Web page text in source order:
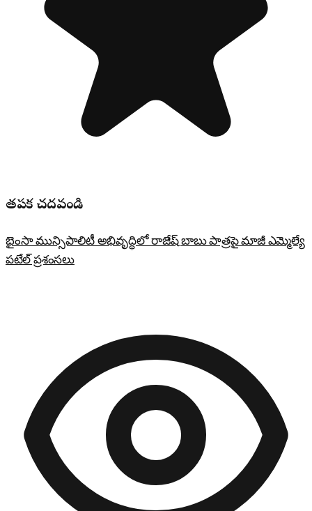
తప్పక చదవండి
భైంసా మున్సిపాలిటీ అభివృద్ధిలో రాజేష్ బాబు పాత్రపై మాజీ ఎమ్మెల్యే
పటేల్ ప్రశంసలు